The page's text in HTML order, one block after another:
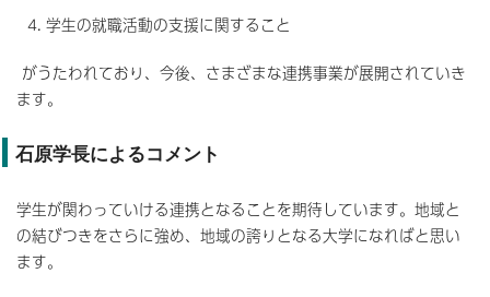
学生の就職活動の支援に関すること
がうたわれており、今後、さまざまな連携事業が展開されていき
ます。
石原学長によるコメント
学生が関わっていける連携となることを期待しています。地域と
の結びつきをさらに強め、地域の誇りとなる大学になればと思い
ます。